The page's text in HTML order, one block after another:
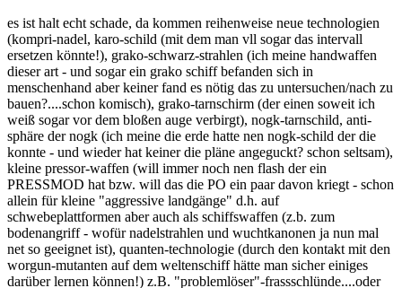
es ist halt echt schade, da kommen reihenweise neue technologien
(kompri-nadel, karo-schild (mit dem man vll sogar das intervall
ersetzen könnte!), grako-schwarz-strahlen (ich meine handwaffen
dieser art - und sogar ein grako schiff befanden sich in
menschenhand aber keiner fand es nötig das zu untersuchen/nach zu
bauen?....schon komisch), grako-tarnschirm (der einen soweit ich
weiß sogar vor dem bloßen auge verbirgt), nogk-tarnschild, anti-
sphäre der nogk (ich meine die erde hatte nen nogk-schild der die
konnte - und wieder hat keiner die pläne angeguckt? schon seltsam),
kleine pressor-waffen (will immer noch nen flash der ein
PRESSMOD hat bzw. will das die PO ein paar davon kriegt - schon
allein für kleine "aggressive landgänge" d.h. auf
schwebeplattformen aber auch als schiffswaffen (z.b. zum
bodenangriff - wofür nadelstrahlen und wuchtkanonen ja nun mal
net so geeignet ist), quanten-technologie (durch den kontakt mit den
worgun-mutanten auf dem weltenschiff hätte man sicher einiges
darüber lernen können!) z.B. "problemlöser"-frassschlünde....oder